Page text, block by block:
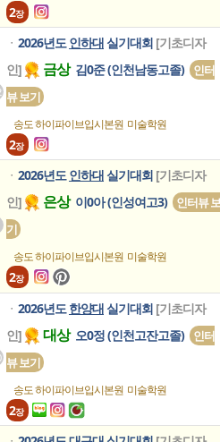
2장
ㆍ 2026년도 인하대 실기대회 [기초디자
인]
금상김0준 (인천남동고졸)
인터
뷰 보기
송도 하이파이브입시본원 미술학원
2장
ㆍ 2026년도 인하대 실기대회 [기초디자
인]
은상이0아 (인성여고3)
인터뷰 보
기
송도 하이파이브입시본원 미술학원
2장
ㆍ 2026년도 한양대 실기대회 [기초디자
인]
대상오0정 (인천고잔고졸)
인터
뷰 보기
송도 하이파이브입시본원 미술학원
2장